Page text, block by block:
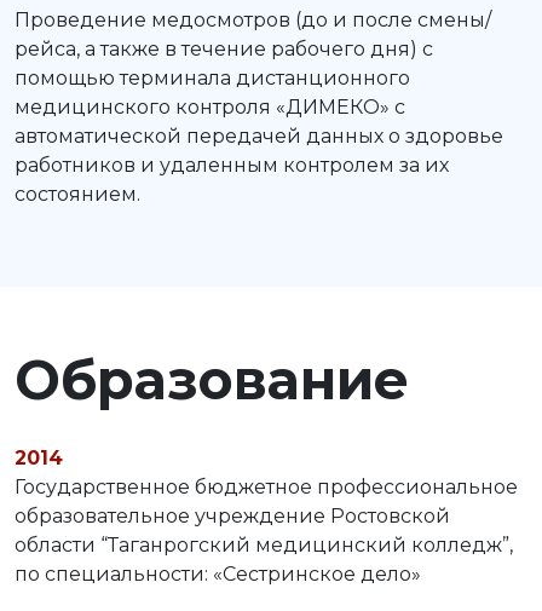
Проведение медосмотров (до и после смены/
рейса, а также в течение рабочего дня) с
помощью терминала дистанционного
медицинского контроля «ДИМЕКО» с
автоматической передачей данных о здоровье
работников и удаленным контролем за их
состоянием.
Образование
2014
Государственное бюджетное профессиональное
образовательное учреждение Ростовской
области “Таганрогский медицинский колледж”,
по специальности: «Сестринское дело»